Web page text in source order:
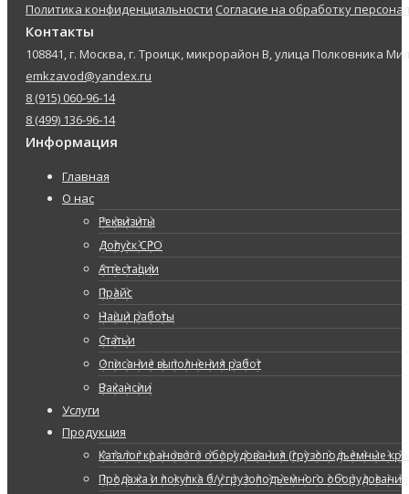
Политика конфиденциальности Согласие на обработку
Контакты
108841, г. Москва, г. Троицк, микрорайон В, улица Полковника
emkzavod@yandex.ru
8 (915) 060-96-14
8 (499) 136-96-14
Информация
Главная
О нас
Реквизиты
Допуск СРО
Аттестации
Прайс
Наши работы
Статьи
Описание выполнения работ
Вакансии
Услуги
Продукция
Каталог кранового оборудования (грузоподъемные
Продажа и покупка б/у грузоподъемного оборудования